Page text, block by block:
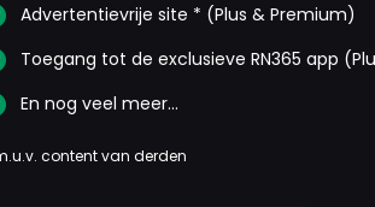
Advertentievrije site * (Plus & Premium)
Toegang tot de exclusieve RN365 app
En nog veel meer…
content van derden